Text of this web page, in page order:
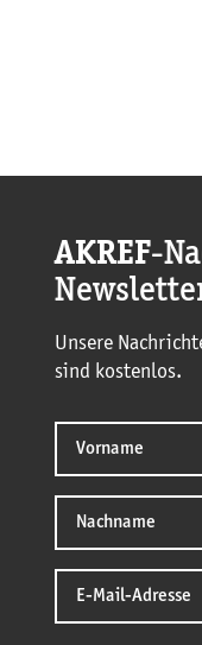
AKREF-
Unsere
sind kostenlos.